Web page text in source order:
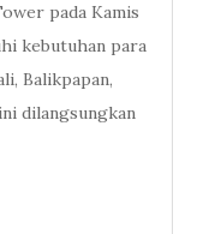
pada Kamis
kebutuhan para
Balikpapan,
dilangsungkan